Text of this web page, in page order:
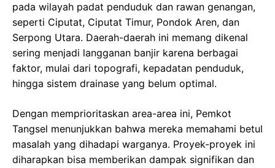
pada wilayah padat penduduk dan rawan genangan,
seperti Ciputat, Ciputat Timur, Pondok Aren, dan
Serpong Utara. Daerah-daerah ini memang dikenal
sering menjadi langganan banjir karena berbagai
faktor, mulai dari topografi, kepadatan penduduk,
hingga sistem drainase yang belum optimal.
Dengan memprioritaskan area-area ini, Pemkot
Tangsel menunjukkan bahwa mereka memahami betul
masalah yang dihadapi warganya. Proyek-proyek ini
diharapkan bisa memberikan dampak signifikan dan